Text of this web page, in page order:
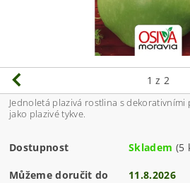
1 z 2
Jednoletá plazivá rostlina s
jako plazivé tykve.
Dostupnost Skladem (5
Můžeme doručit do 11.8.2026